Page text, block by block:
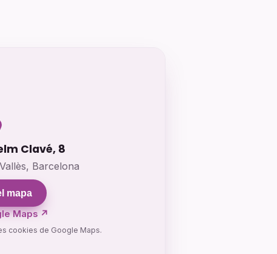
Clavé, 8
Barcelona
mapa
Maps ↗
cookies de Google Maps.